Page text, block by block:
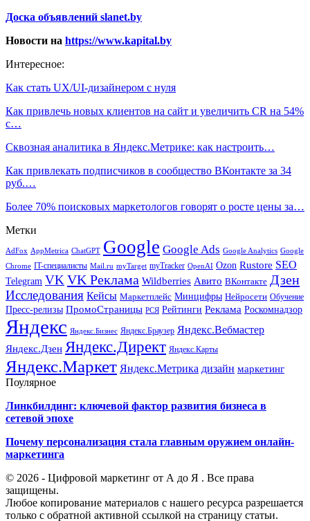
Доска объявлений slanet.by
Новости на https://www.kapital.by
Интересное:
Как стать UX/UI-дизайнером с нуля
Как привлечь новых клиентов на сайт и увеличить CR на 54%
с…
Сквозная аналитика в Яндекс.Метрике: как настроить…
Как привлекать подписчиков в сообщество ВКонтакте за 34
руб.…
Более 70% поисковых маркетологов говорят о росте цены за…
Метки
AdFox AppMetrica ChatGPT Google Google Ads Google Analytics Google
Chrome IT-специалисты Mail.ru myTarget myTracker OpenAI Ozon Rustore SEO
Telegram VK VK Реклама Wildberries Авито ВКонтакте Дзен
Исследования Кейсы Маркетплейс Минцифры Нейросети Обучение
Пресс-релизы ПромоСтраницы РСЯ Рейтинги Реклама Роскомнадзор
Яндекс Яндекс.Бизнес Яндекс.Браузер Яндекс.Вебмастер
Яндекс.Дзен Яндекс.Директ Яндекс.Карты
Яндекс.Маркет Яндекс.Метрика дизайн маркетинг
Поулярное
Линкбилдинг: ключевой фактор развития бизнеса в
сетевой эпохе
Почему персонализация стала главным оружием онлайн-
маркетинга
© 2026 - Цифровой маркетинг от А до Я . Все права
защищены.
Любое копирование материалов с нашего ресурса разрешается
только с обратной активной ссылкой на страницу статьи.